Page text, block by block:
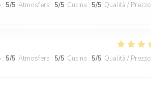
: 5/5 Atmosfera : 5/5 Cucina : 5/5 Qualità / Prezzo
: 5/5 Atmosfera : 5/5 Cucina : 5/5 Qualità / Prezzo